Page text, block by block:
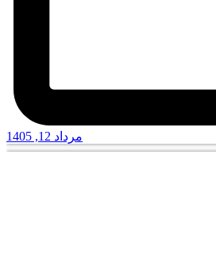
مرداد 12, 1405